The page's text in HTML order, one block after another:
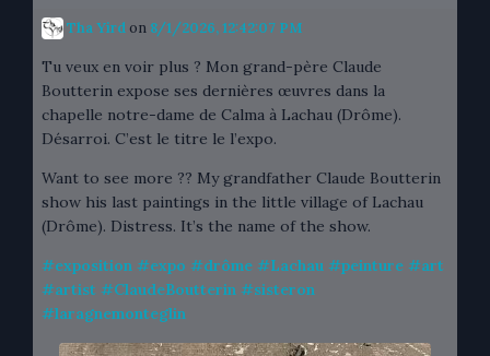
Tha Yird on 8/1/2026, 12:42:07 PM
Tu veux en voir plus ? Mon grand-père Claude
Boutterin expose ses dernières œuvres dans la
chapelle notre-dame de Calma à Lachau (Drôme).
Désarroi. C’est le titre le l’expo.
Want to see more ?? My grandfather Claude Boutterin
show his last paintings in the little village of Lachau
(Drôme). Distress. It’s the name of the show.
#exposition #expo #drôme #Lachau #peinture #art
#artist #ClaudeBoutterin #sisteron
#laragnemonteglin